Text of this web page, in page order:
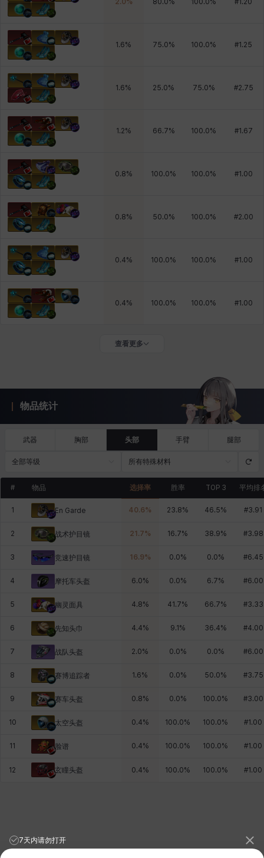
2.0% 80.0% 100.0% #1.20
1.6% 75.0% 100.0% #1.25
1.6% 25.0% 75.0% #2.75
1.2% 66.7% 100.0% #1.67
0.8% 100.0% 100.0% #1.00
0.8% 50.0% 100.0% #2.00
0.4% 100.0% 100.0% #1.00
0.4% 100.0% 100.0% #1.00
查看更多
物品统计
武器 胸部 头部 手臂 腿部
全部等级 所有特殊材料
# 物品 选择率 胜率 TOP 3 平均排
1 En Garde 40.6% 23.8% 46.5% #3.91
2 战术护目镜 21.7% 16.7% 38.9% #3.98
3 竞速护目镜 16.9% 0.0% 0.0% #6.45
4 摩托车头盔 6.0% 0.0% 6.7% #6.00
5 幽灵面具 4.8% 41.7% 66.7% #3.33
6 先知头巾 4.4% 9.1 % 36.4% #4.00
7 战队头盔 2.0% 0.0% 0.0% #6.00
8 赛博追踪者 1.6% 0.0% 50.0% #3.75
9 赛车头盔 0.8% 0.0% 100.0% #3.00
10 太空头盔 0.4% 100.0% 100.0% #1.00
11 脸谱 0.4% 100.0% 100.0% #1.00
12 玄瞳头盔 0.4% 100.0% 100.0% #1.00
7天内请勿打开